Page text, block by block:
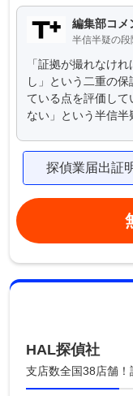
編集部コメ
半信半疑の段
「証拠が撮れなけ
し」という二重の
ている点を評価し
ない」という半信半
探偵業届出証
HAL探偵社
支店数全国38店舗